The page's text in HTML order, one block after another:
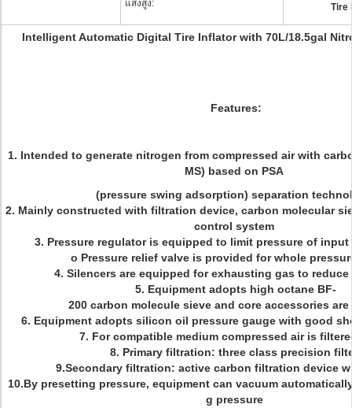
แสงสูง: Tire
Intelligent Automatic Digital Tire Inflator with 70L/18.5gal
Features:
1. Intended to generate nitrogen from compressed air with
MS) based on PSA
(pressure swing adsorption) separation
2. Mainly constructed with filtration device, carbon molecular
control system
3. Pressure regulator is equipped to limit pressure of
o Pressure relief valve is provided for whole
4. Silencers are equipped for exhausting gas to
5. Equipment adopts high octane BF-
200 carbon molecule sieve and core accessories
6. Equipment adopts silicon oil pressure gauge with good
7. For compatible medium compressed air is
8. Primary filtration: three class precision
9.Secondary filtration: active carbon filtration device
10.By presetting pressure, equipment can vacuum
g pressure